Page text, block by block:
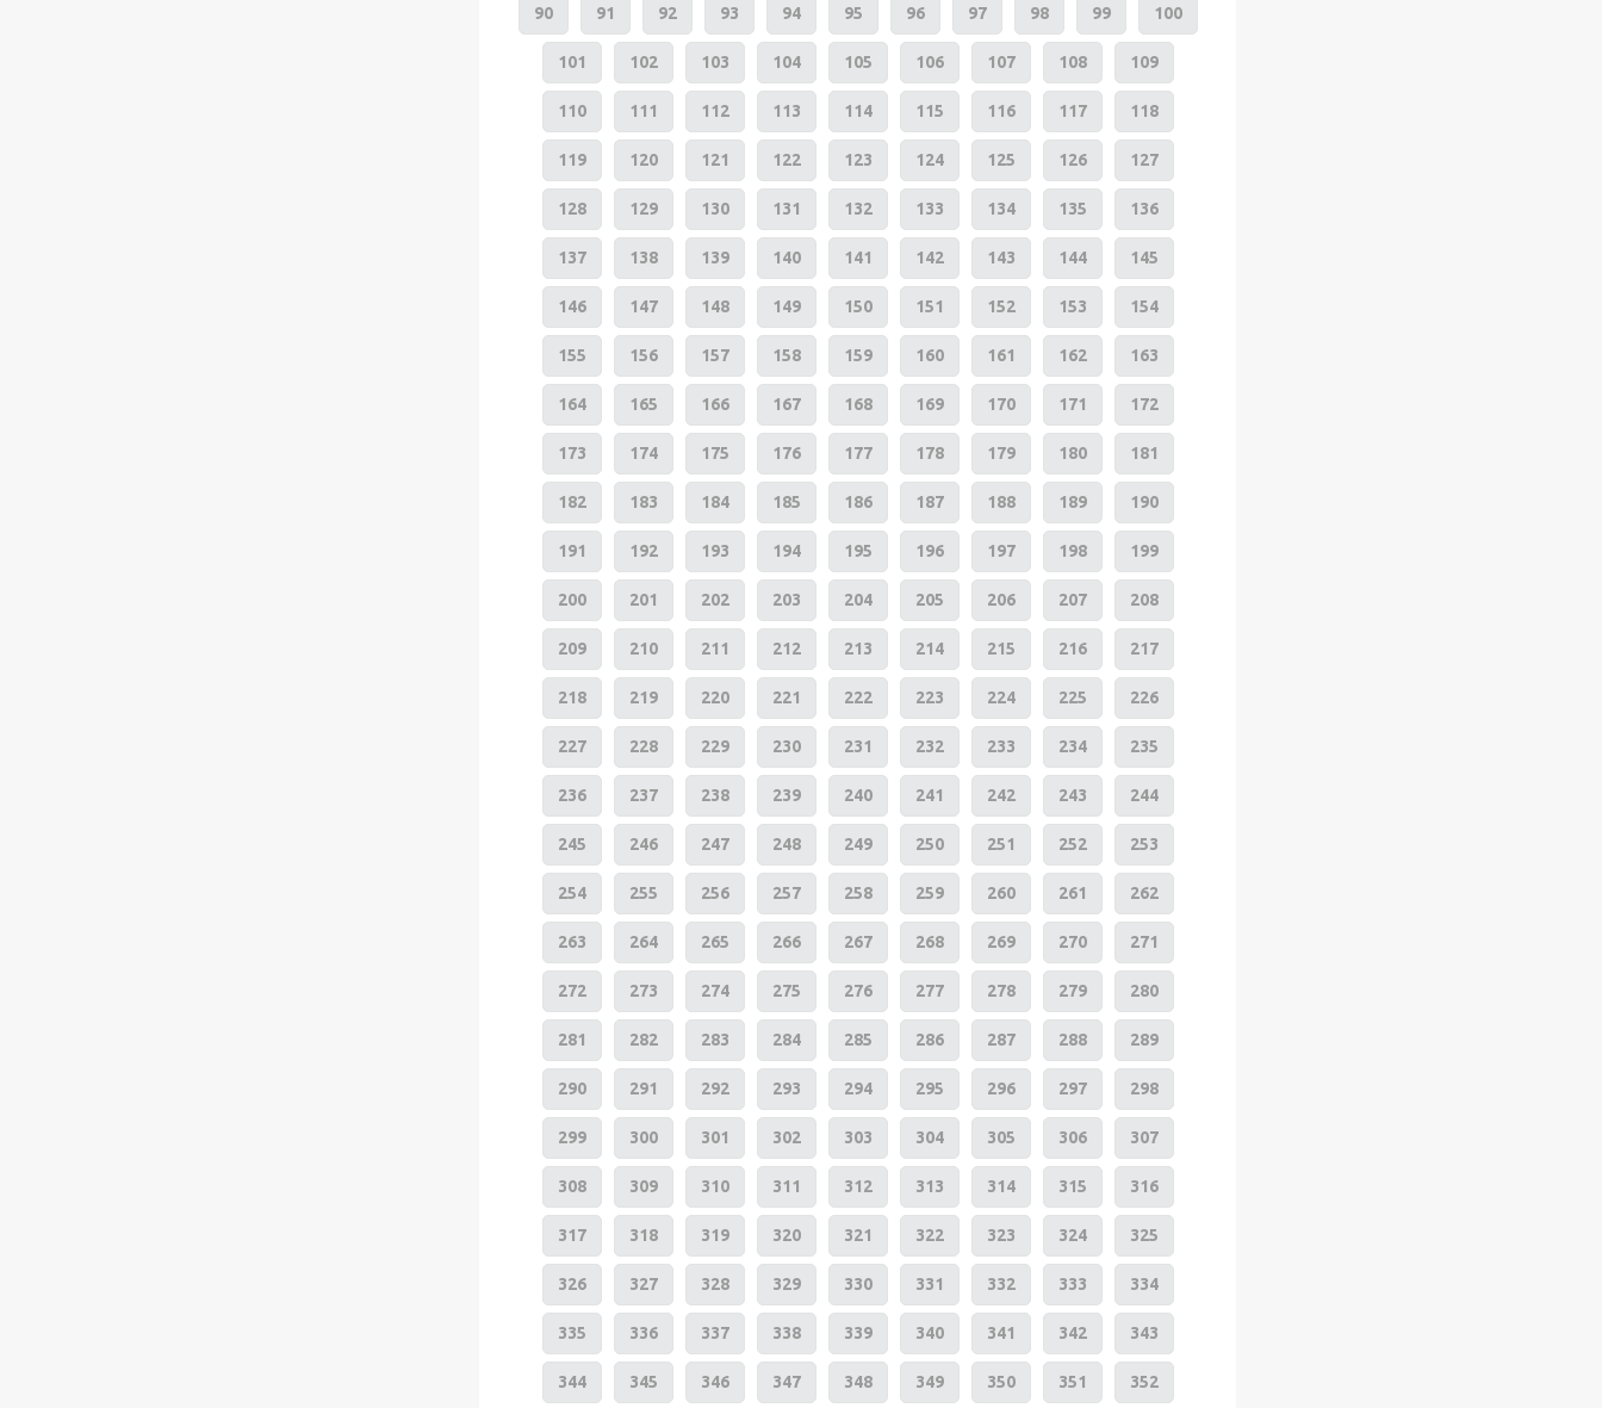
90 91 92 93 94 95 96 97 98 99 100
101 102 103 104 105 106 107 108 109
110 111 112 113 114 115 116 117 118
119 120 121 122 123 124 125 126 127
128 129 130 131 132 133 134 135 136
137 138 139 140 141 142 143 144 145
146 147 148 149 150 151 152 153 154
155 156 157 158 159 160 161 162 163
164 165 166 167 168 169 170 171 172
173 174 175 176 177 178 179 180 181
182 183 184 185 186 187 188 189 190
191 192 193 194 195 196 197 198 199
200 201 202 203 204 205 206 207 208
209 210 211 212 213 214 215 216 217
218 219 220 221 222 223 224 225 226
227 228 229 230 231 232 233 234 235
236 237 238 239 240 241 242 243 244
245 246 247 248 249 250 251 252 253
254 255 256 257 258 259 260 261 262
263 264 265 266 267 268 269 270 271
272 273 274 275 276 277 278 279 280
281 282 283 284 285 286 287 288 289
290 291 292 293 294 295 296 297 298
299 300 301 302 303 304 305 306 307
308 309 310 311 312 313 314 315 316
317 318 319 320 321 322 323 324 325
326 327 328 329 330 331 332 333 334
335 336 337 338 339 340 341 342 343
344 345 346 347 348 349 350 351 352